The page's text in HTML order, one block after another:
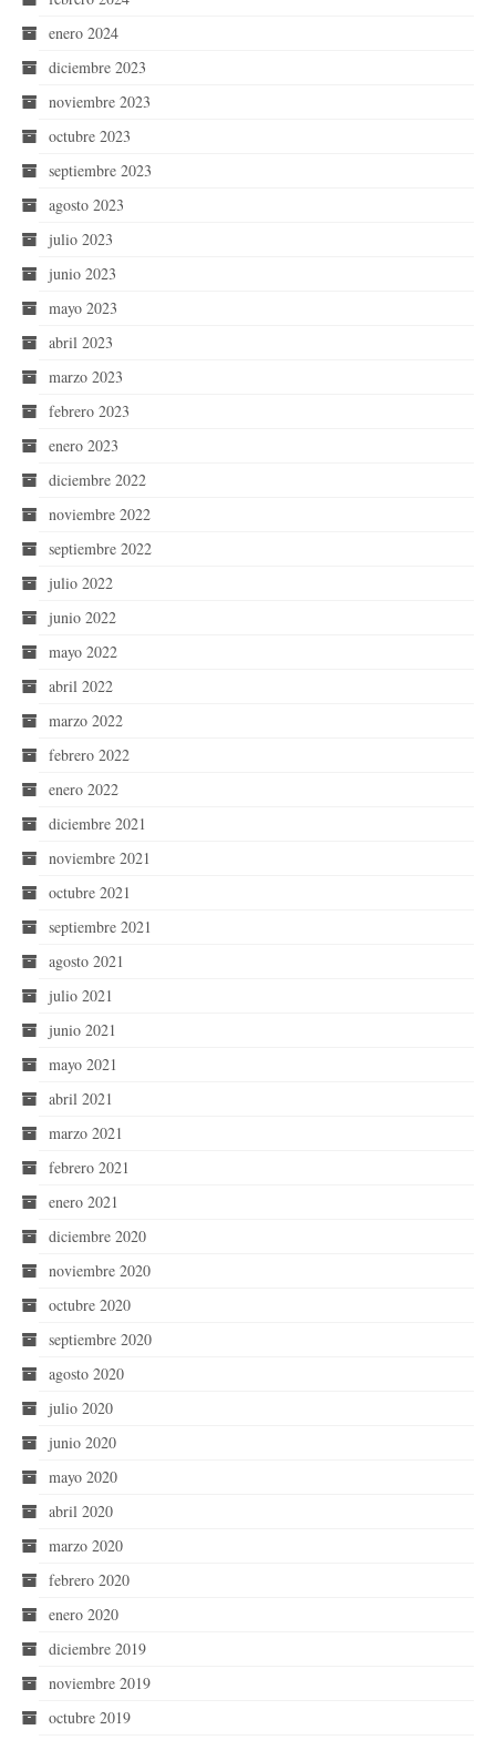
enero 2024
diciembre 2023
noviembre 2023
octubre 2023
septiembre 2023
agosto 2023
julio 2023
junio 2023
mayo 2023
abril 2023
marzo 2023
febrero 2023
enero 2023
diciembre 2022
noviembre 2022
septiembre 2022
julio 2022
junio 2022
mayo 2022
abril 2022
marzo 2022
febrero 2022
enero 2022
diciembre 2021
noviembre 2021
octubre 2021
septiembre 2021
agosto 2021
julio 2021
junio 2021
mayo 2021
abril 2021
marzo 2021
febrero 2021
enero 2021
diciembre 2020
noviembre 2020
octubre 2020
septiembre 2020
agosto 2020
julio 2020
junio 2020
mayo 2020
abril 2020
marzo 2020
febrero 2020
enero 2020
diciembre 2019
noviembre 2019
octubre 2019